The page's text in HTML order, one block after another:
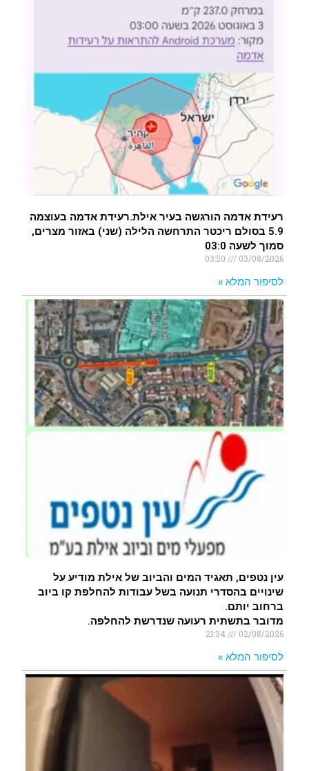
רעידת אדמה הורגשה בעיר אילת.רעידת אדמה בעוצמה
5.9 בסולם ריכטר התרחשה הלילה (שני) באזור מצרים,
סמוך לשעה 03:0
03/08/2026
לסיפור המלא »
עין נטפים, תאגיד המים והביוב של אילת מודיע על
שינויים בהסדרי תנועה בשל עבודות להחלפת קו ביוב
ברחוב יותם.
מדובר בתשתית רעועה שנדרשת להחלפה.
02/08/2026
לסיפור המלא »